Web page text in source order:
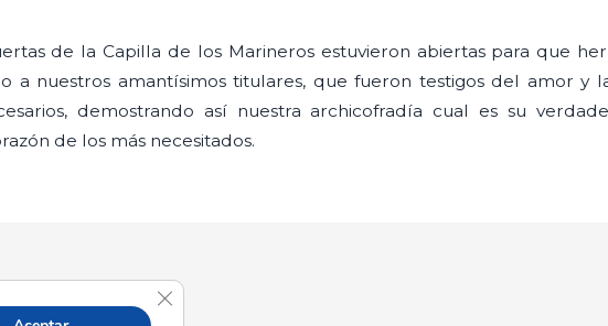
de la Capilla de los Marineros estuvieron abiertas para que
a nuestros amantísimos titulares, que fueron testigos del amor y
demostrando así nuestra archicofradía cual es su
de los más necesitados.
Cerrar el banner de cookies RGPD